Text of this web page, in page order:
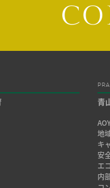
青
地
キ
安
エ
内